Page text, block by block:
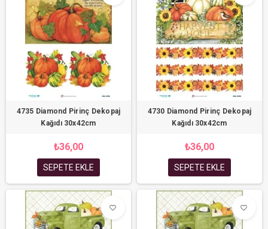
4735 Diamond Pirinç Dekopaj
Kağıdı 30x42cm
₺36,00
SEPETE EKLE
4730 Diamond Pirinç Dekopaj
Kağıdı 30x42cm
₺36,00
SEPETE EKLE
favorite_border favorite_border